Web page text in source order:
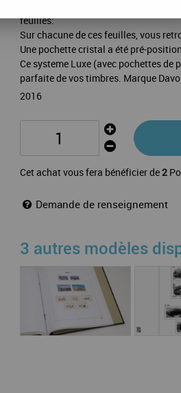
La mise a jour Luxe Malte 2016 de
feuilles:
Sur chacune de ces feuilles, vous
Une pochette cristal a été pré-
Ce systeme Luxe (avec pochettes
parfaite de vos timbres. Marque
2016
Cet achat vous fera bénéficier de2
Demande de renseignement
3 autres modèles